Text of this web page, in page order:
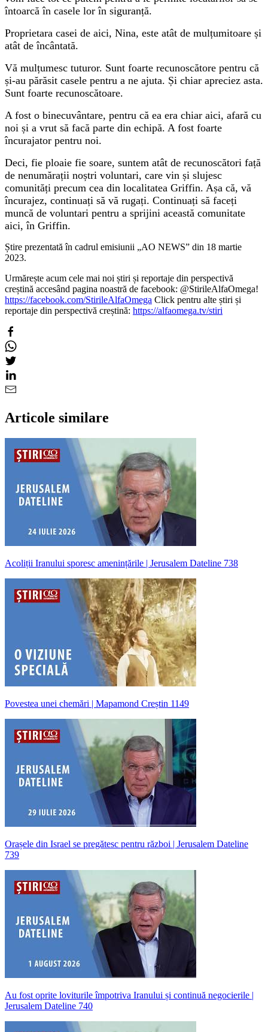
întoarcă în casele lor în siguranță.
Proprietara casei de aici, Nina, este atât de mulțumitoare și
atât de încântată.
Vă mulțumesc tuturor. Sunt foarte recunoscătore pentru că
și-au părăsit casele pentru a ne ajuta. Și chiar apreciez asta.
Sunt foarte recunoscătoare.
A fost o binecuvântare, pentru că ea era chiar aici, afară cu
noi și a vrut să facă parte din echipă. A fost foarte
încurajator pentru noi.
Deci, fie ploaie fie soare, suntem atât de recunoscători față
de nenumărații noștri voluntari, care vin și slujesc
comunități precum cea din localitatea Griffin. Așa că, vă
încurajez, continuați să vă rugați. Continuați să faceți
muncă de voluntari pentru a sprijini această comunitate
aici, în Griffin.
Știre prezentată în cadrul emisiunii „AO NEWS” din 18 martie
2023.
Urmărește acum cele mai noi știri și reportaje din perspectivă
creștină accesând pagina noastră de facebook: @StirileAlfaOmega!
https://facebook.com/StirileAlfaOmega Click pentru alte știri și
reportaje din perspectivă creștină: https://alfaomega.tv/stiri
Articole similare
Acoliții Iranului sporesc amenințările | Jerusalem Dateline 738
Povestea unei chemări | Mapamond Creștin 1149
Orașele din Israel se pregătesc pentru război | Jerusalem Dateline
739
Au fost oprite loviturile împotriva Iranului și continuă negocierile |
Jerusalem Dateline 740